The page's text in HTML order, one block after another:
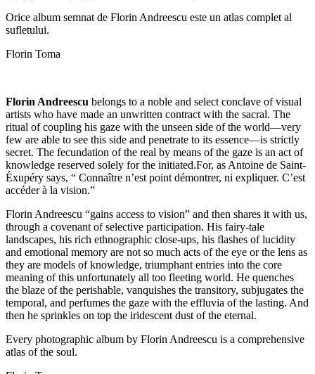
Orice album semnat de Florin Andreescu este un atlas complet al
sufletului.
Florin Toma
Florin Andreescu belongs to a noble and select conclave of visual
artists who have made an unwritten contract with the sacral. The
ritual of coupling his gaze with the unseen side of the world—very
few are able to see this side and penetrate to its essence—is strictly
secret. The fecundation of the real by means of the gaze is an act of
knowledge reserved solely for the initiated.For, as Antoine de Saint-
Éxupéry says, “ Connaître n’est point démontrer, ni expliquer. C’est
accéder à la vision.”
Florin Andreescu “gains access to vision” and then shares it with us,
through a covenant of selective participation. His fairy-tale
landscapes, his rich ethnographic close-ups, his flashes of lucidity
and emotional memory are not so much acts of the eye or the lens as
they are models of knowledge, triumphant entries into the core
meaning of this unfortunately all too fleeting world. He quenches
the blaze of the perishable, vanquishes the transitory, subjugates the
temporal, and perfumes the gaze with the effluvia of the lasting. And
then he sprinkles on top the iridescent dust of the eternal.
Every photographic album by Florin Andreescu is a comprehensive
atlas of the soul.